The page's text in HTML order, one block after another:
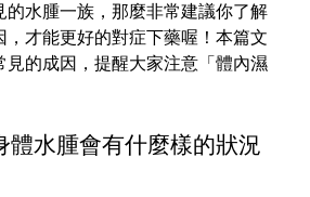
的水腫一族，那麼非常建議你了解
，才能更好的對症下藥喔！本篇文
見的成因，提醒大家注意「體內濕
體水腫會有什麼樣的狀況